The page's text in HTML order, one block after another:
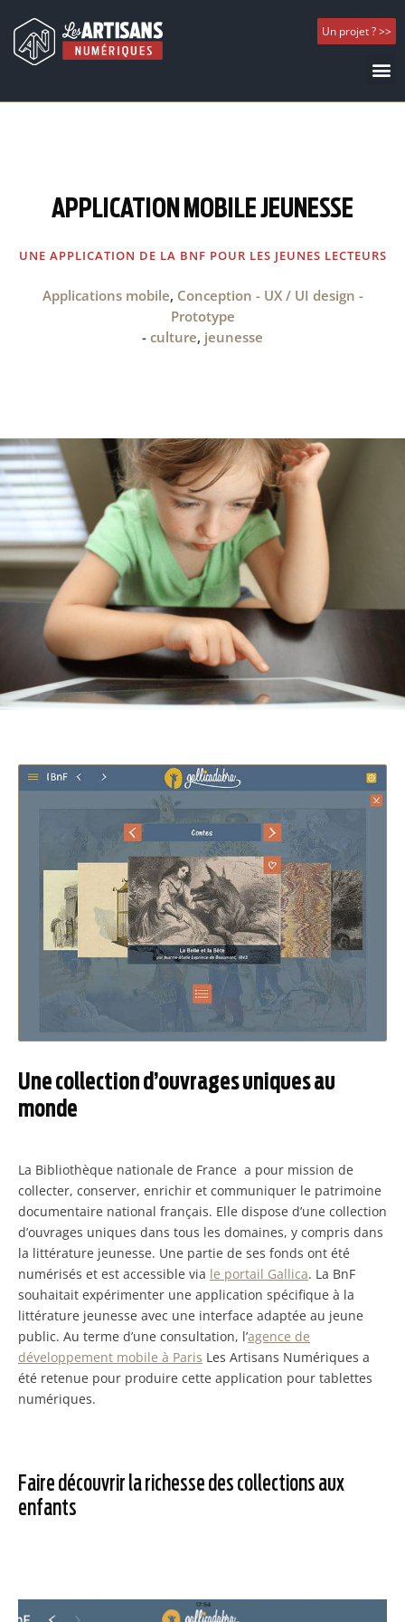
Un projet ? >>
APPLICATION MOBILE JEUNESSE
UNE APPLICATION DE LA BNF POUR LES JEUNES LECTEURS
Applications mobile, Conception - UX / UI design -
Prototype
- culture, jeunesse
Une collection d’ouvrages uniques au
monde
La Bibliothèque nationale de France a pour mission de
collecter, conserver, enrichir et communiquer le patrimoine
documentaire national français. Elle dispose d’une collection
d’ouvrages uniques dans tous les domaines, y compris dans
la littérature jeunesse. Une partie de ses fonds ont été
numérisés et est accessible via le portail Gallica. La BnF
souhaitait expérimenter une application spécifique à la
littérature jeunesse avec une interface adaptée au jeune
public. Au terme d’une consultation, l’agence de
développement mobile à Paris Les Artisans Numériques a
été retenue pour produire cette application pour tablettes
numériques.
Faire découvrir la richesse des collections aux
enfants